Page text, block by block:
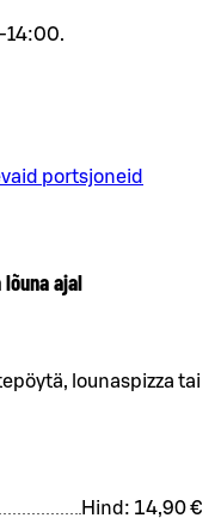
14:00.
portsjoneid
lõuna ajal
lounaspizza tai
Hind: 14,90 €